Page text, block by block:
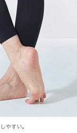
やすい。